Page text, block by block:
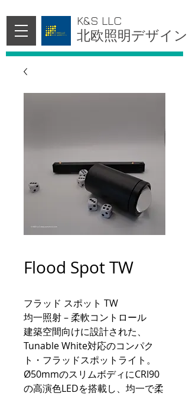
北欧照明デザイン
K&S LLC
Flood Spot TW
フラッド スポット TW
均一照射 – 柔軟コントロール
建築空間向けに設計された、
Tunable White対応のコンパク
ト・フラッドスポットライト。
Ø50mmのスリムボディにCRI90
の高演色LEDを搭載し、均一で柔